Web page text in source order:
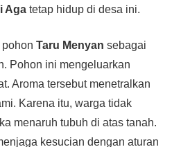
Agatetap hidup di desa ini.
Taru Menyan sebagai
Pohon ini mengeluarkan
Aroma tersebut menetralkan
Karena itu, warga tidak
menaruh tubuh di atas tanah.
kesucian dengan aturan